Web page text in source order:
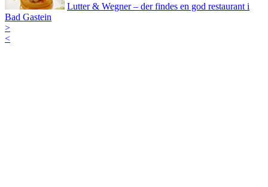
Lutter & Wegner – der findes en god restaurant i
Bad Gastein
>
<